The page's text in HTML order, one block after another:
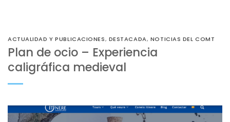
ACTUALIDAD Y PUBLICACIONES, DESTACADA, NOTICIAS DEL COMT
Plan de ocio – Experiencia
caligráfica medieval